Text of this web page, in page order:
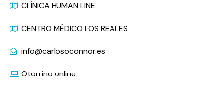
CLÍNICA HUMAN LINE
CENTRO MÉDICO LOS REALES
info@carlosoconnor.es
Otorrino online